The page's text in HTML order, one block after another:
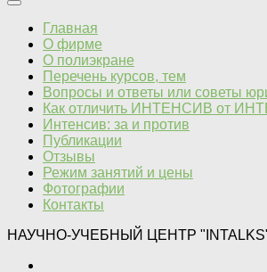
Главная
О фирме
О полиэкране
Перечень курсов, тем
Вопросы и ответы или советы
Как отличить ИНТЕНСИВ от
Интенсив: за и против
Публикации
Отзывы
Режим занятий и цены
Фотографии
Контакты
НАУЧНО-УЧЕБНЫЙ ЦЕНТР "INTALKS"